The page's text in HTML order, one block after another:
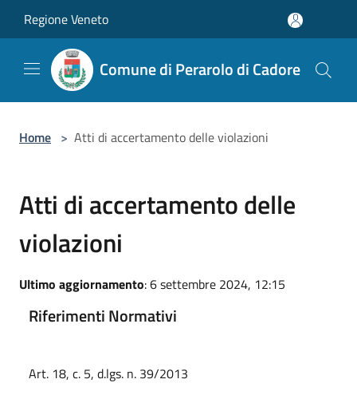
Regione Veneto
Comune di Perarolo di Cadore
Home > Atti di accertamento delle violazioni
Atti di accertamento delle
violazioni
Ultimo aggiornamento: 6 settembre 2024, 12:15
Riferimenti Normativi
Art. 18, c. 5, d.lgs. n. 39/2013